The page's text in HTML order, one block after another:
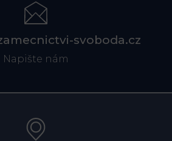
svoboda.cz
Napište nám